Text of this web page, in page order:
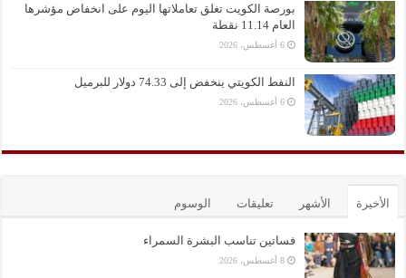
بورصة الكويت تغلق تعاملاتها اليوم على انخفاض مؤشرها
العام 11.14 نقطة
6 أغسطس، 2026
النفط الكويتي ينخفض إلى 74.33 دولار للبرميل
6 أغسطس، 2026
الأخيرة الأشهر تعليقات الوسوم
فساتين تناسب البشرة السمراء
8 أغسطس، 2026